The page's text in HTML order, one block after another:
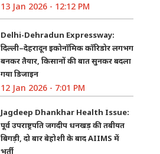
13 Jan 2026 - 12:12 PM
Delhi-Dehradun Expressway:
दिल्ली–देहरादून इकोनॉमिक कॉरिडोर लगभग
बनकर तैयार, किसानों की बात सुनकर बदला
गया डिजाइन
12 Jan 2026 - 7:01 PM
Jagdeep Dhankhar Health Issue:
पूर्व उपराष्ट्रपति जगदीप धनखड़ की तबीयत
बिगड़ी, दो बार बेहोशी के बाद AIIMS में
भर्ती